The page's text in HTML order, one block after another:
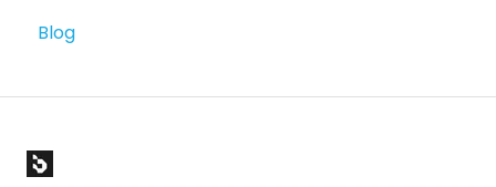
Reclamos
Blog